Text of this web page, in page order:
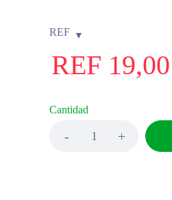
REF
REF 19,00
Cantidad